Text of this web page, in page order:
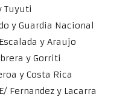
Tuyuti
y Guardia Nacional
y Araujo
y Gorriti
y Costa Rica
Fernandez y Lacarra